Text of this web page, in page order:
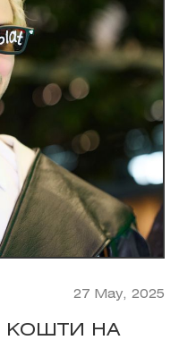
27 May, 2025
КОШТИ НА